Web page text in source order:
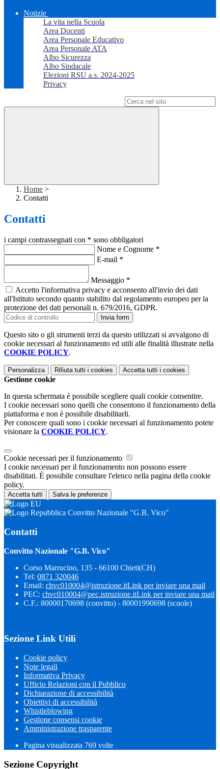
Notizie
La vita nella Scuola
Area Docenti
Area Personale Educativo
Area Personale ATA
Albo Sicurezza
Albo Sindacale
Elezioni RSU a.s. 2024-2025
Privacy
Home >
Contatti
Contatti
i campi contrassegnati con * sono obbligatori
Nome e Cognome *
E-mail *
Messaggio *
Accetto l'informativa privacy e acconsento all'invio dei dati
all'Istituto secondo quanto stabilito dal regolamento europeo per la
protezione dei dati personali n. 679/2016, GDPR.
Invia form
Questo sito o gli strumenti terzi da questo utilizzati si avvalgono di
cookie necessari al funzionamento ed utili alle finalità illustrate nella
COOKIE POLICY.
Personalizza Rifiuta tutti i cookies Accetta tutti i cookies
Gestione cookie
In questa schermata è possibile scegliere quali cookie consentire.
I cookie necessari sono quelli che consentono il funzionamento della
piattaforma e non è possibile disabilitarli.
Per conoscere quali sono i cookie necessari al funzionamento potete
visionare la COOKIE POLICY.
Cookie necessari per il funzionamento
I cookie necessari per il funzionamento non possono essere
disabilitati. È possibile consultare l'elenco nella pagina della cookie
policy.
Accetta tutti Salva le preferenze
Convitto Nazionale "G.B. Vico"
Contatti
Convitto Nazionale "G.B. Vico"
Corso Marrucino, 135 - 66100 Chieti(CH)
Tel: 0871 320046
Email: chvc010004@istruzione.itLink per inviare una mail
PEC: chvc010004@pec.istruzione.itLink per inviare una mail
C.F.: 80000170698 (convitto) - 80001990698 (scuole)
Sezione Link Utili
Cookie policy
Note legali
Informativa Privacy
Ufficio Relazioni con il Pubblico
Dichiarazione di accessibilità
Obiettivi di accessibilità
Whistleblowing
Gestione consensi cookie
Amministrazione trasparente
Pagina visualizzata 769 volte
Sezione Copyright